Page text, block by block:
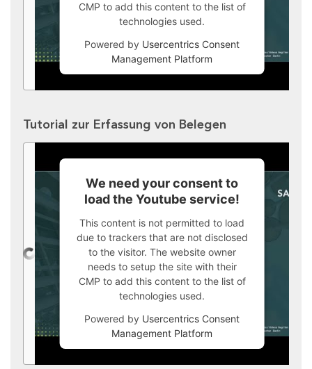
CMP to add this content to the list of
technologies used.
Powered by Usercentrics Consent
Management Platform
Tutorial zur Erfassung von Belegen
We need your consent to
load the Youtube service!
This content is not permitted to load
due to trackers that are not disclosed
to the visitor. The website owner
needs to setup the site with their
CMP to add this content to the list of
technologies used.
Powered by Usercentrics Consent
Management Platform